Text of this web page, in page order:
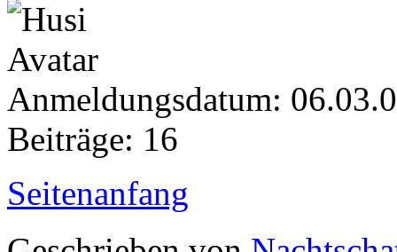
Anmeldungsdatum:
Beiträge: 16
Seitenanfang